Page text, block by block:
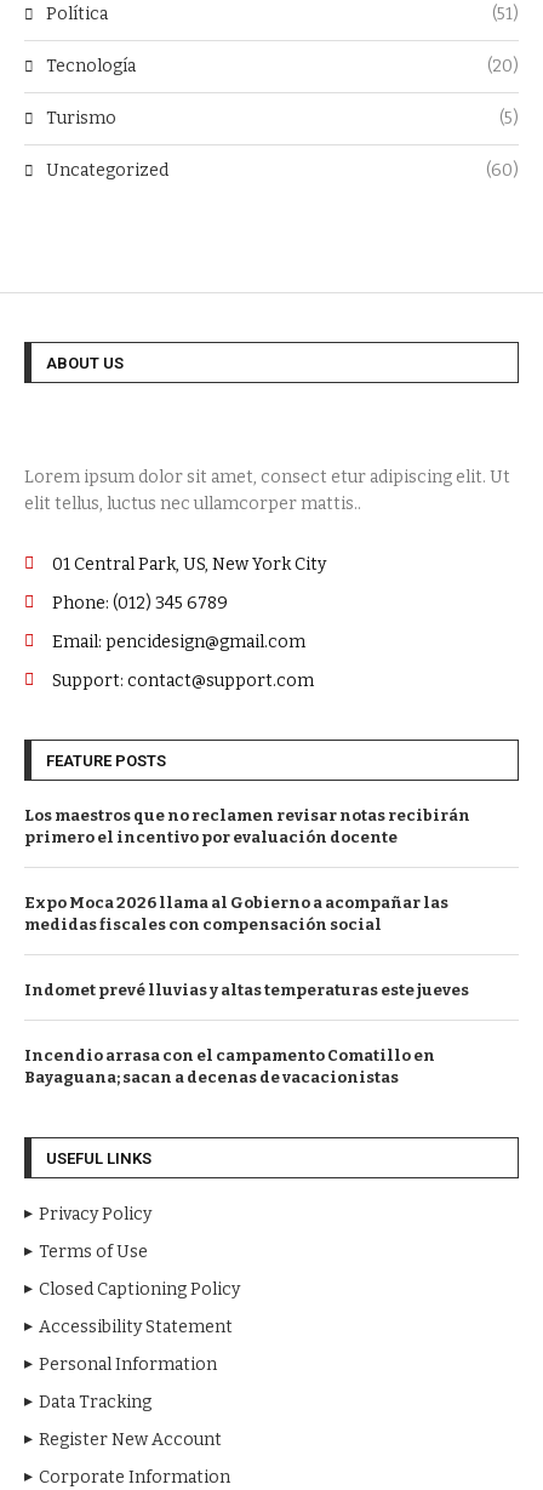
Política (51)
Tecnología (20)
Turismo (5)
Uncategorized (60)
ABOUT US
Lorem ipsum dolor sit amet, consect etur adipiscing elit. Ut
elit tellus, luctus nec ullamcorper mattis..
01 Central Park, US, New York City
Phone: (012) 345 6789
Email: pencidesign@gmail.com
Support: contact@support.com
FEATURE POSTS
Los maestros que no reclamen revisar notas recibirán
primero el incentivo por evaluación docente
Expo Moca 2026 llama al Gobierno a acompañar las
medidas fiscales con compensación social
Indomet prevé lluvias y altas temperaturas este jueves
Incendio arrasa con el campamento Comatillo en
Bayaguana; sacan a decenas de vacacionistas
USEFUL LINKS
Privacy Policy
Terms of Use
Closed Captioning Policy
Accessibility Statement
Personal Information
Data Tracking
Register New Account
Corporate Information